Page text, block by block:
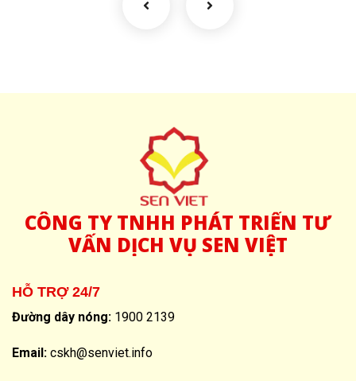
CÔNG TY TNHH PHÁT TRIỂN TƯ
VẤN DỊCH VỤ SEN VIỆT
HỖ TRỢ 24/7
Đường dây nóng: 1900 2139
Email: cskh@senviet.info